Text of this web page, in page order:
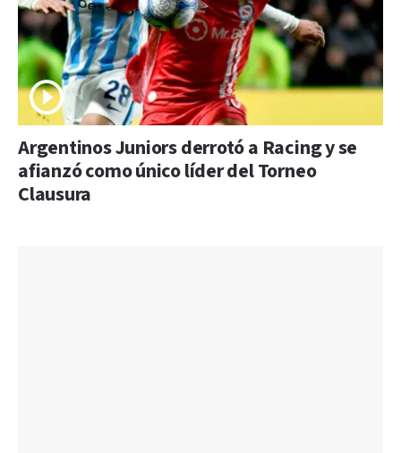
Argentinos Juniors derrotó a Racing y se
afianzó como único líder del Torneo
Clausura